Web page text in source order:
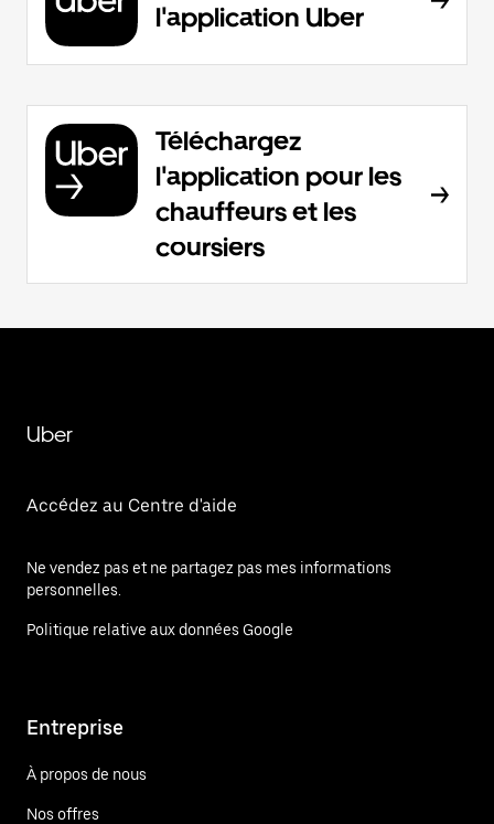
l'application Uber
Téléchargez
l'application pour les
chauffeurs et les
coursiers
Uber
Accédez au Centre d'aide
Ne vendez pas et ne partagez pas mes informations
personnelles.
Politique relative aux données Google
Entreprise
À propos de nous
Nos offres